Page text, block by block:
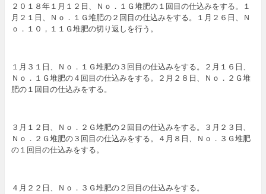
２０１８年１月１２日、Ｎｏ．１Ｇ堆肥の１回目の仕込みをする。１
月２１日、Ｎｏ．１Ｇ堆肥の２回目の仕込みをする。１月２６日、Ｎ
ｏ．１０，１１Ｇ堆肥の切り返しを行う。
１月３１日、Ｎｏ．１Ｇ堆肥の３回目の仕込みをする。２月１６日、
Ｎｏ．１Ｇ堆肥の４回目の仕込みをする。２月２８日、Ｎｏ．２Ｇ堆
肥の１回目の仕込みをする。
３月１２日、Ｎｏ．２Ｇ堆肥の２回目の仕込みをする。３月２３日、
Ｎｏ．２Ｇ堆肥の３回目の仕込みをする。４月８日、Ｎｏ．３Ｇ堆肥
の１回目の仕込みをする。
４月２２日、Ｎｏ．３Ｇ堆肥の２回目の仕込みをする。